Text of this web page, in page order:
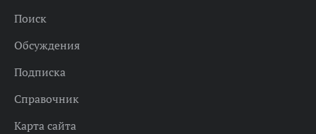
Поиск
Обсуждения
Подписка
Справочник
Карта сайта